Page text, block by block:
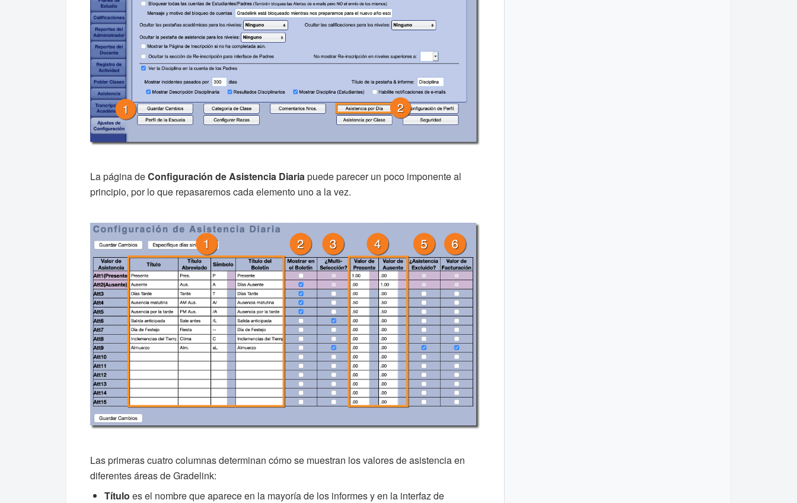
La página deConfiguración de Asistencia Diariapuede parecer un poco imponente al
principio, por lo que repasaremos cada elemento uno a la vez.
Las primeras cuatro columnas determinan cómo se muestran los valores de asistencia en
diferentes áreas de Gradelink:
Título es el nombre que aparece en la mayoría de los informes y en la interfaz de